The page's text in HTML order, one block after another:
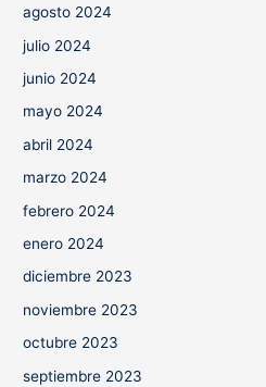
agosto 2024
julio 2024
junio 2024
mayo 2024
abril 2024
marzo 2024
febrero 2024
enero 2024
diciembre 2023
noviembre 2023
octubre 2023
septiembre 2023